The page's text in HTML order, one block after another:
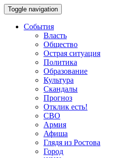
Toggle navigation
События
Власть
Общество
Острая ситуация
Политика
Образование
Культура
Скандалы
Прогноз
Отклик есть!
СВО
Армия
Афиша
Глядя из Ростова
Город